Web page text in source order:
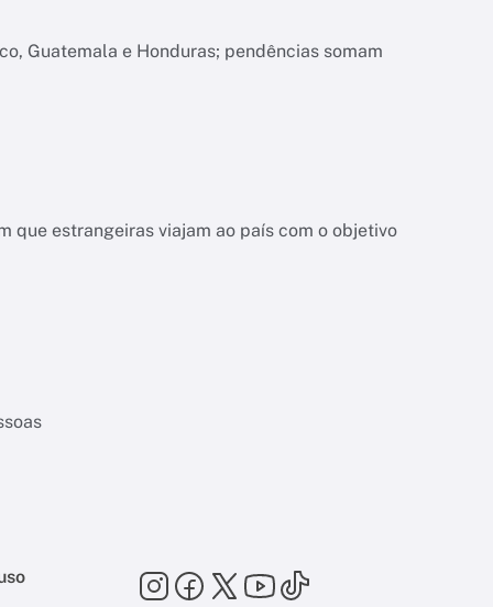
Guatemala e Honduras; pendências somam
que estrangeiras viajam ao país com o objetivo